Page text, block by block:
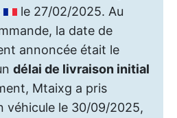
le 27/02/2025. Au
la date de
annoncée était le
délai de livraison initial
Mtaixg a pris
véhicule le 30/09/2025,